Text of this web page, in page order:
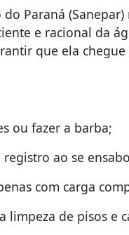
Paraná
e racional da
que ela
ou fazer a barba;
ao se
com carga
limpeza de pisos e